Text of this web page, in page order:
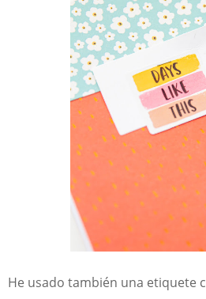
He usado también una etiquete